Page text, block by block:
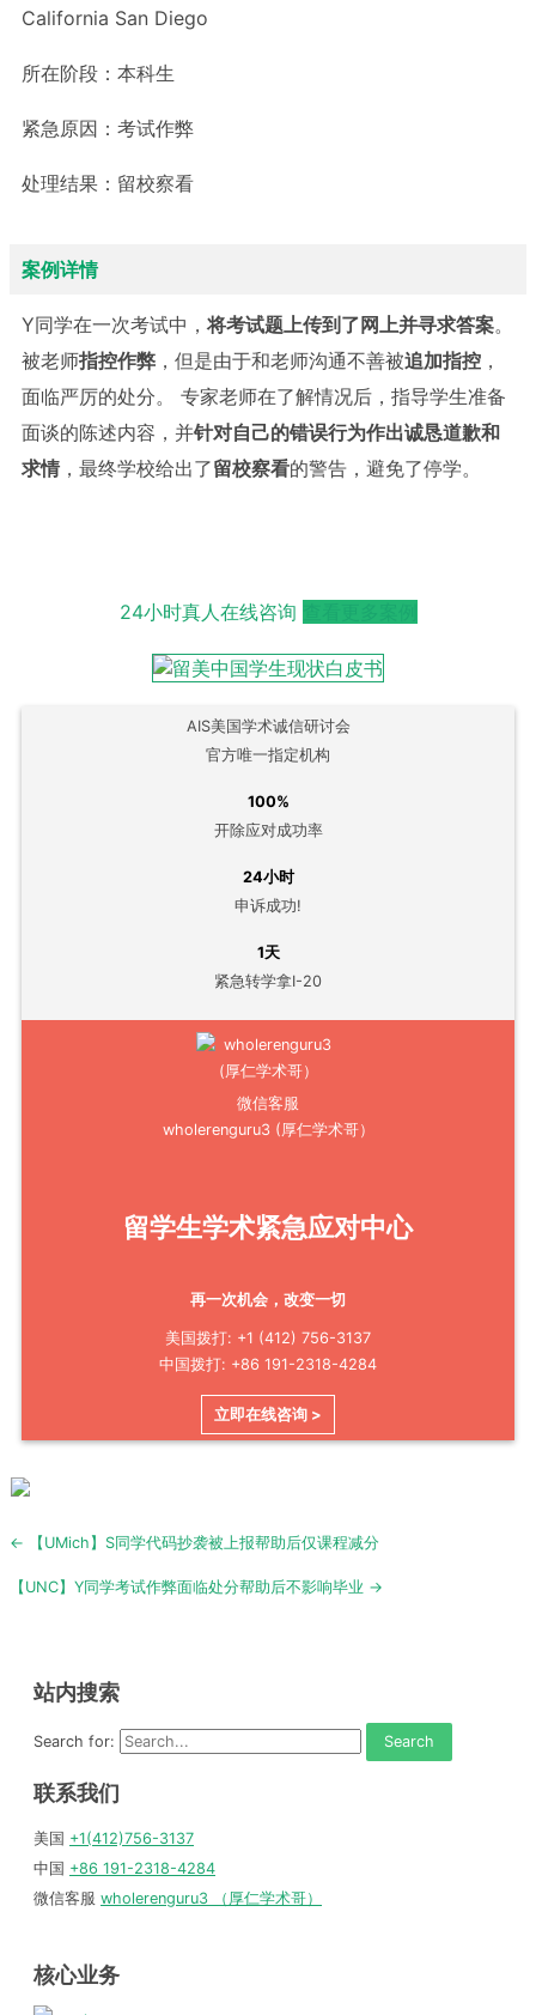
California San Diego
所在阶段： 本科生
紧急原因： 考试作弊
处理结果： 留校察看
案例详情
Y同学在一次考试中，将考试题上传到了网上并寻求答案。
被老师指控作弊 ，但是由于和老师沟通不善被追加指控 ，
面临严厉的处分。 专家老师在了解情况后，指导学生准备
面谈的陈述内容，并针对自己的错误行为作出诚恳道歉和
求情 ，最终学校给出了留校察看的警告，避免了停学。
24小时真人在线咨询
AIS美国学术诚信研讨会
官方唯一指定机构
100%
开除应对成功率
24小时
申诉成功!
1天
紧急转学拿I-20
微信客服
wholerenguru3 (厚仁学术哥）
留学生学术紧急应对中心
再一次机会，改变一切
美国拨打: +1 (412) 756-3137
中国拨打: +86 191-2318-4284
立即在线咨询 >
Post
← 【UMich】S同学代码抄袭被上报帮助后仅课程减分
【UNC】Y同学考试作弊面临处分帮助后不影响毕业 →
站内搜索
Search for:
联系我们
美国 +1(412)756-3137
中国 +86 191-2318-4284
微信客服 wholerenguru3 （厚仁学术哥）
核心业务